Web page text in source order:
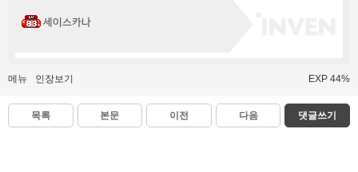
세이스카나
메뉴 인장보기 EXP 44%
목록 본문 이전 다음 댓글쓰기